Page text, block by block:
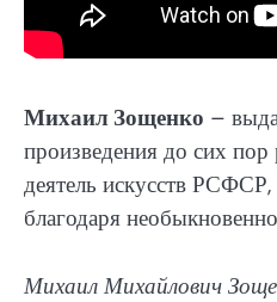
Михаил Зощенко –
произведения до сих
деятель искусств РСФСР,
благодаря
Михаил Михайлович